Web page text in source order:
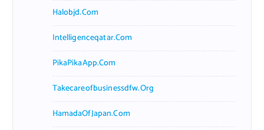
Halobjd.com
Intelligenceqatar.com
PikaPikaApp.com
Takecareofbusinessdfw.org
HamadaOfJapan.com